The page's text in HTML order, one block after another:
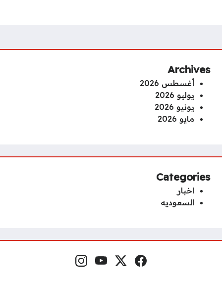
Archives
أغسطس 2026
يوليو 2026
يونيو 2026
مايو 2026
Categories
اخبار
السعوديه
مواقع التواصل فيسبوكمنصة إكس
يوتيوبإنستغرام